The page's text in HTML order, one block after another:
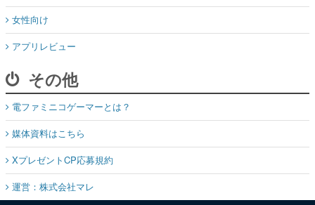
女性向け
アプリレビュー
その他
電ファミニコゲーマーとは？
媒体資料はこちら
XプレゼントCP応募規約
運営：株式会社マレ